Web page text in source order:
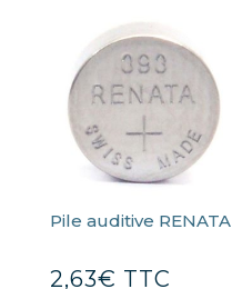
Pile auditive RENATA
2,63€ TTC